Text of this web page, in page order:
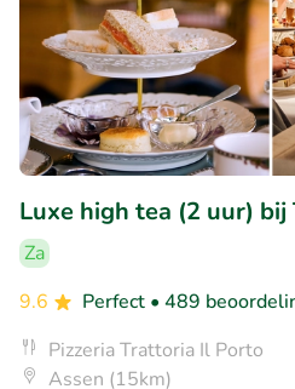
Luxe high tea (2 uur)
Za
9.6
Perfect • 489
Pizzeria Trattoria Il Porto
Assen (15km)